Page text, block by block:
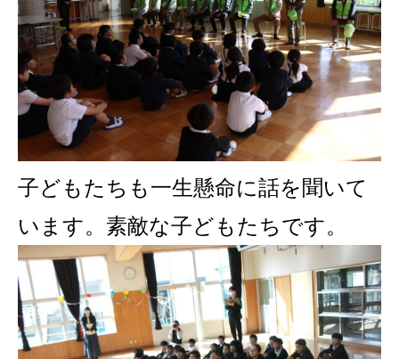
子どもたちも一生懸命に話を聞いて
います。 素敵な子どもたちです。